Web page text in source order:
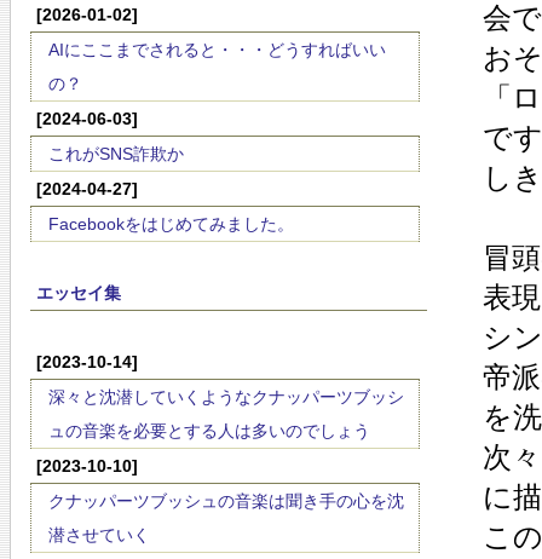
[2026-01-02]
AIにここまでされると・・・どうすればいい
の？
[2024-06-03]
これがSNS詐欺か
[2024-04-27]
Facebookをはじめてみました。
エッセイ集
[2023-10-14]
深々と沈潜していくようなクナッパーツブッシ
ュの音楽を必要とする人は多いのでしょう
[2023-10-10]
クナッパーツブッシュの音楽は聞き手の心を沈
潜させていく
会
お
「
で
し
冒
表
シ
帝
を
次
に
こ